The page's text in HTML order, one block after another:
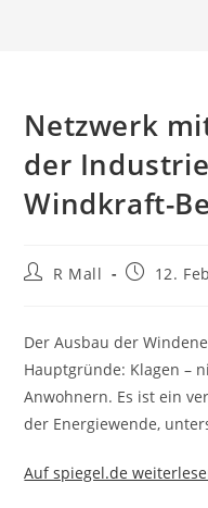
Netzwerk
der
Windkraft-
Beitrags-
R Mall
Beitrag
12.
Der Ausbau der
Hauptgründe: Klagen –
Anwohnern. Es ist ein
der Energiewende,
Auf spiegel.de